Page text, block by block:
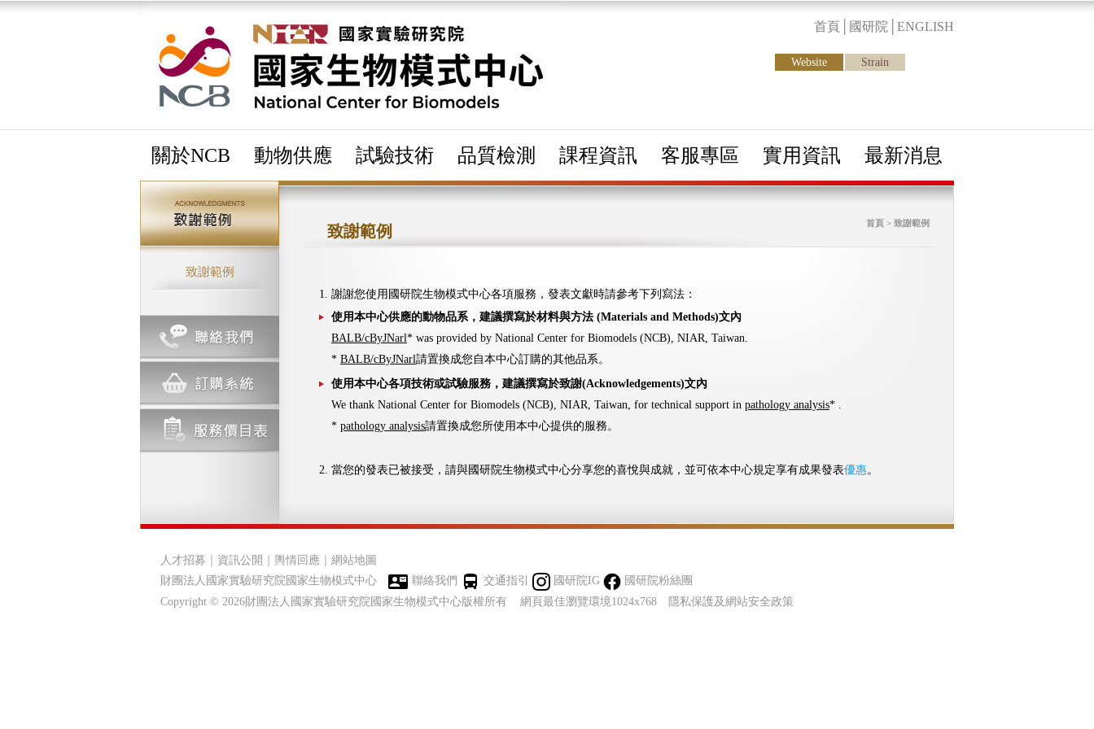
首頁 國研院 ENGLISH
Website Strain
關於NCB 動物供應 試驗技術 品質檢測 課程資訊 客服專區 實用資訊 最新消息
致謝範例
致謝範例 首頁 > 致謝範例
1. 謝謝您使用國研院生物模式中心各項服務，發表文獻時請參考下列寫法：
使用本中心供應的動物品系，建議撰寫於材料與方法 (Materials and Methods)文內
BALB/cByJNarl* was provided by National Center for Biomodels (NCB), NIAR, Taiwan.
* BALB/cByJNarl請置換成您自本中心訂購的其他品系。
使用本中心各項技術或試驗服務，建議撰寫於致謝(Acknowledgements)文內
We thank National Center for Biomodels (NCB), NIAR, Taiwan, for technical support in pathology analysis* .
* pathology analysis請置換成您所使用本中心提供的服務。
2. 當您的發表已被接受，請與國研院生物模式中心分享您的喜悅與成就，並可依本中心規定享有成果發表優惠。
人才招募 資訊公開 輿情回應
網站地圖
財團法人國家實驗研究院國家生物模式中心
聯絡我們 交通指引 國研院IG
國研院粉絲團
Copyright © 2026財團法人國家實驗研究院國家生物模式中心版權所有 網頁最佳瀏覽環境1024x768
隱私保護及網站安全政策